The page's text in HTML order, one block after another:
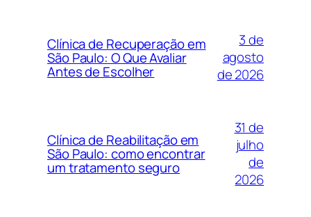
Clínica de Recuperação em
São Paulo: O Que Avaliar
Antes de Escolher
3 de
agosto
de 2026
Clínica de Reabilitação em
São Paulo: como encontrar
um tratamento seguro
31 de
julho
de
2026